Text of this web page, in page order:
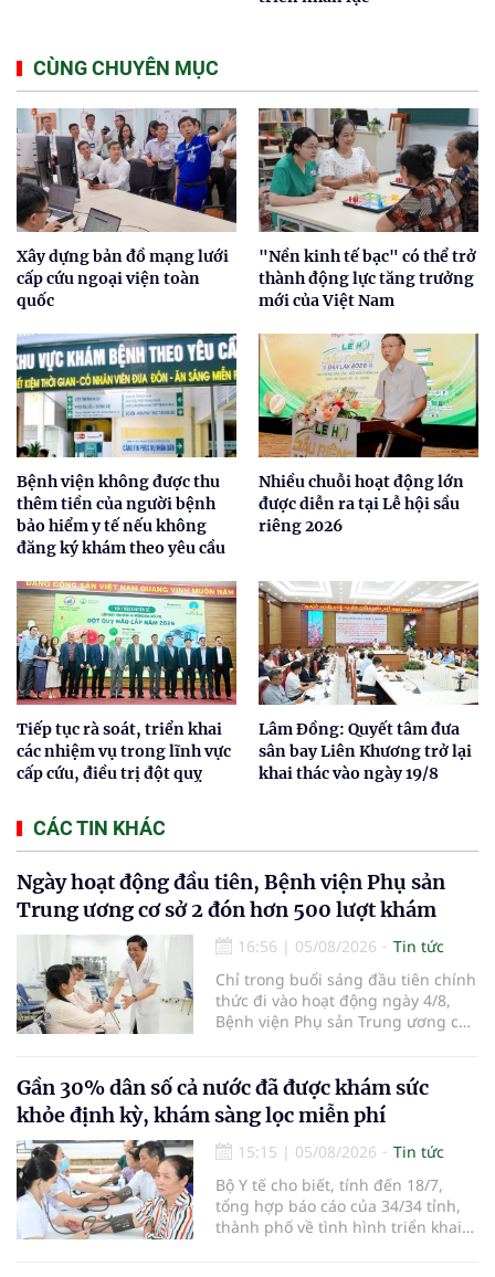
CÙNG CHUYÊN MỤC
Xây dựng bản đồ mạng lưới
cấp cứu ngoại viện toàn
quốc
"Nền kinh tế bạc" có thể trở
thành động lực tăng trưởng
mới của Việt Nam
Bệnh viện không được thu
thêm tiền của người bệnh
bảo hiểm y tế nếu không
đăng ký khám theo yêu cầu
Nhiều chuỗi hoạt động lớn
được diễn ra tại Lễ hội sầu
riêng 2026
Tiếp tục rà soát, triển khai
các nhiệm vụ trong lĩnh vực
cấp cứu, điều trị đột quỵ
Lâm Đồng: Quyết tâm đưa
sân bay Liên Khương trở lại
khai thác vào ngày 19/8
CÁC TIN KHÁC
Ngày hoạt động đầu tiên, Bệnh viện Phụ sản
Trung ương cơ sở 2 đón hơn 500 lượt khám
16:56 | 05/08/2026
Tin tức
Chỉ trong buổi sáng đầu tiên chính
thức đi vào hoạt động ngày 4/8,
Bệnh viện Phụ sản Trung ương cơ
em bé đầu tiên chào đời.
Gần 30% dân số cả nước đã được khám sức
khỏe định kỳ, khám sàng lọc miễn phí
15:15 | 05/08/2026
Tin tức
Bộ Y tế cho biết, tính đến 18/7,
tổng hợp báo cáo của 34/34 tỉnh,
thành phố về tình hình triển khai